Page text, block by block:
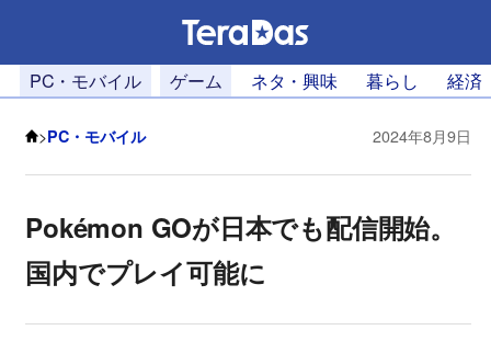
PC・モバイル ゲーム ネタ・興味 暮らし 経済
>PC・モバイル 2024年8月9日
Pokémon GOが日本でも配信開始。
国内でプレイ可能に